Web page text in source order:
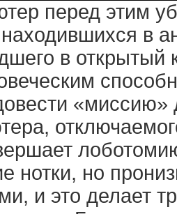
перед этим
в
в открытый
«миссию»
нотки, но
и это делает